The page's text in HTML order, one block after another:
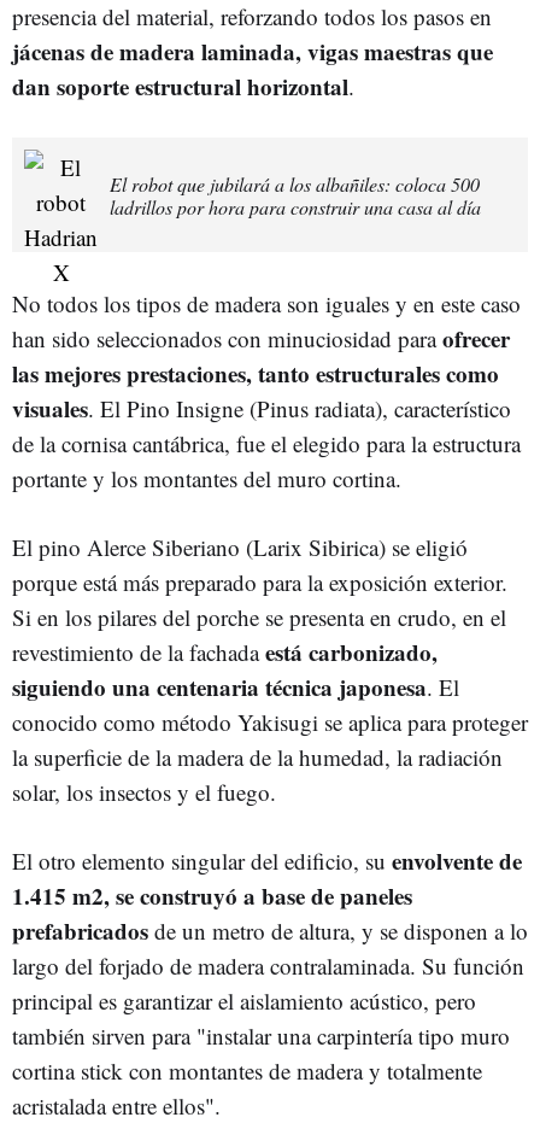
presencia del material, reforzando todos los pasos en
jácenas de madera laminada, vigas maestras que
dan soporte estructural horizontal.
El robot que jubilará a los albañiles: coloca 500
ladrillos por hora para construir una casa al día
No todos los tipos de madera son iguales y en este caso
han sido seleccionados con minuciosidad paraofrecer
las mejores prestaciones, tanto estructurales como
visuales. El Pino Insigne (Pinus radiata), característico
de la cornisa cantábrica, fue el elegido para la estructura
portante y los montantes del muro cortina.
El pino Alerce Siberiano (Larix Sibirica) se eligió
porque está más preparado para la exposición exterior.
Si en los pilares del porche se presenta en crudo, en el
revestimiento de la fachadaestá carbonizado,
siguiendo una centenaria técnica japonesa. El
conocido como método Yakisugi se aplica para proteger
la superficie de la madera de la humedad, la radiación
solar, los insectos y el fuego.
El otro elemento singular del edificio, su envolvente de
1.415 m2, se construyó a base de paneles
prefabricados de un metro de altura, y se disponen a lo
largo del forjado de madera contralaminada. Su función
principal es garantizar el aislamiento acústico, pero
también sirven para "instalar una carpintería tipo muro
cortina stick con montantes de madera y totalmente
acristalada entre ellos".